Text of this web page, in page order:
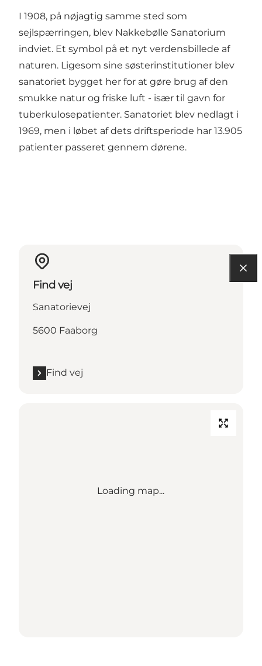
I 1908, på nøjagtig samme sted som
sejlspærringen, blev Nakkebølle Sanatorium
indviet. Et symbol på et nyt verdensbillede af
naturen. Ligesom sine søsterinstitutioner blev
sanatoriet bygget her for at gøre brug af den
smukke natur og friske luft - især til gavn for
tuberkulosepatienter. Sanatoriet blev nedlagt i
1969, men i løbet af dets driftsperiode har 13.905
patienter passeret gennem dørene.
Find vej
Sanatorievej
5600 Faaborg
Find vej
Loading map...